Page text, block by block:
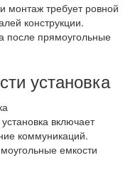
монтаж требует ровной
конструкции.
после прямоугольные
установка
включает
коммуникаций.
емкости